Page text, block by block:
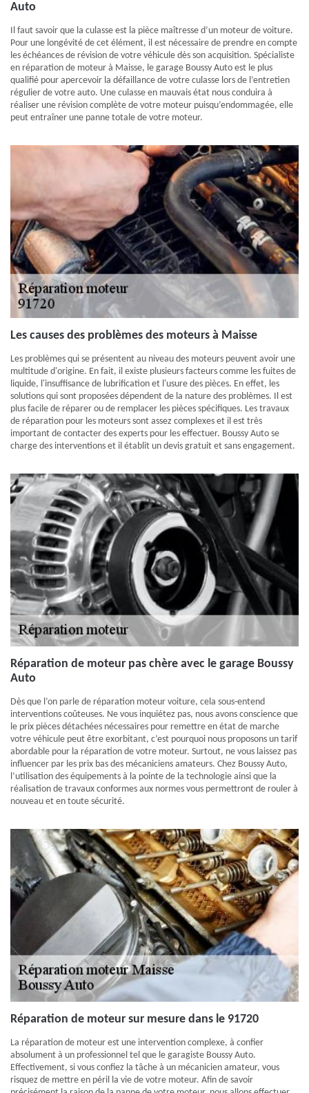
Auto
Il faut savoir que la culasse est la pièce maîtresse d’un moteur de voiture.
Pour une longévité de cet élément, il est nécessaire de prendre en compte
les échéances de révision de votre véhicule dès son acquisition. Spécialiste
en réparation de moteur à Maisse, le garage Boussy Auto est le plus
qualifié pour apercevoir la défaillance de votre culasse lors de l’entretien
régulier de votre auto. Une culasse en mauvais état nous conduira à
réaliser une révision complète de votre moteur puisqu’endommagée, elle
peut entraîner une panne totale de votre moteur.
Les causes des problèmes des moteurs à Maisse
Les problèmes qui se présentent au niveau des moteurs peuvent avoir une
multitude d'origine. En fait, il existe plusieurs facteurs comme les fuites de
liquide, l'insuffisance de lubrification et l'usure des pièces. En effet, les
solutions qui sont proposées dépendent de la nature des problèmes. Il est
plus facile de réparer ou de remplacer les pièces spécifiques. Les travaux
de réparation pour les moteurs sont assez complexes et il est très
important de contacter des experts pour les effectuer. Boussy Auto se
charge des interventions et il établit un devis gratuit et sans engagement.
Réparation de moteur pas chère avec le garage Boussy
Auto
Dès que l’on parle de réparation moteur voiture, cela sous-entend
interventions coûteuses. Ne vous inquiétez pas, nous avons conscience que
le prix pièces détachées nécessaires pour remettre en état de marche
votre véhicule peut être exorbitant, c’est pourquoi nous proposons un tarif
abordable pour la réparation de votre moteur. Surtout, ne vous laissez pas
influencer par les prix bas des mécaniciens amateurs. Chez Boussy Auto,
l’utilisation des équipements à la pointe de la technologie ainsi que la
réalisation de travaux conformes aux normes vous permettront de rouler à
nouveau et en toute sécurité.
Réparation de moteur sur mesure dans le 91720
La réparation de moteur est une intervention complexe, à confier
absolument à un professionnel tel que le garagiste Boussy Auto.
Effectivement, si vous confiez la tâche à un mécanicien amateur, vous
risquez de mettre en péril la vie de votre moteur. Afin de savoir